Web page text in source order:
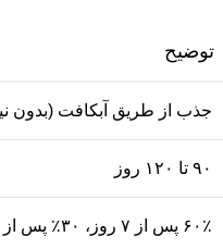
توضیح
جذب از طریق آبکافت (بدون
۹۰ تا ۱۲۰ روز
۶۰٪ پس از ۷ روز، ۳۰٪ پس از ۱۴ روز